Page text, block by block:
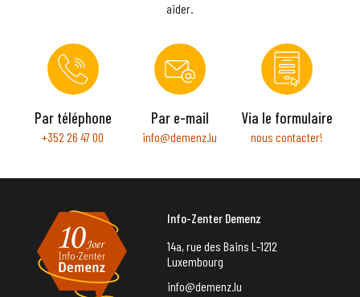
aider.
Par téléphone
+352 26 47 00
Par e-mail
info@demenz.lu
Via le formulaire
nous contacter!
Info-Zenter Demenz
14a, rue des Bains L-1212
Luxembourg
info@demenz.lu